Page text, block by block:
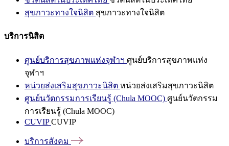
สุขภาวะทางใจนิสิต สุขภาวะทางใจนิสิต
บริการนิสิต
ศูนย์บริการสุขภาพแห่งจุฬาฯ ศูนย์บริการสุขภาพแห่ง
จุฬาฯ
หน่วยส่งเสริมสุขภาวะนิสิต หน่วยส่งเสริมสุขภาวะนิสิต
ศูนย์นวัตกรรมการเรียนรู้ (Chula MOOC) ศูนย์นวัตกรรม
การเรียนรู้ (Chula MOOC)
CUVIPCUVIP
บริการสังคม